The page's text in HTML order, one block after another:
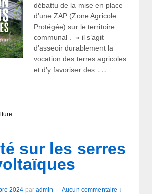
débattu de la mise en place
d’une ZAP (Zone Agricole
Protégée) sur le territoire
communal . » il s’agit
d’asseoir durablement la
vocation des terres agricoles
et d’y favoriser des …
sur les serres
2024 par admin —Aucun commentaire ↓